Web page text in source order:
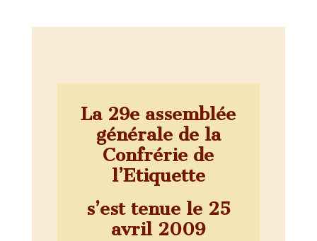
La 29e assemblée
générale de la
Confrérie de
l’Etiquette
s’est tenue le 25
avril 2009